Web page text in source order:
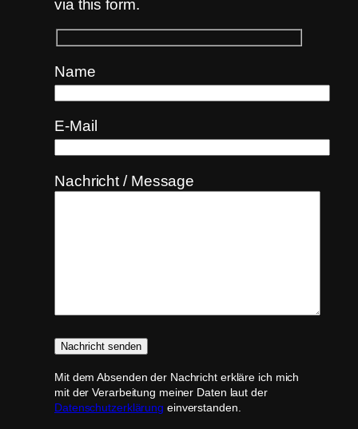
via this form.
Name
E-Mail
Nachricht / Message
Mit dem Absenden der Nachricht erkläre ich mich
mit der Verarbeitung meiner Daten laut der
Datenschutzerklärung einverstanden.